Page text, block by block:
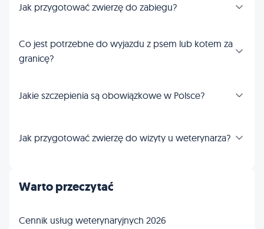
Jak przygotować zwierzę do zabiegu?
Co jest potrzebne do wyjazdu z psem lub kotem za
granicę?
Jakie szczepienia są obowiązkowe w Polsce?
Jak przygotować zwierzę do wizyty u weterynarza?
Warto przeczytać
Cennik usług weterynaryjnych 2026